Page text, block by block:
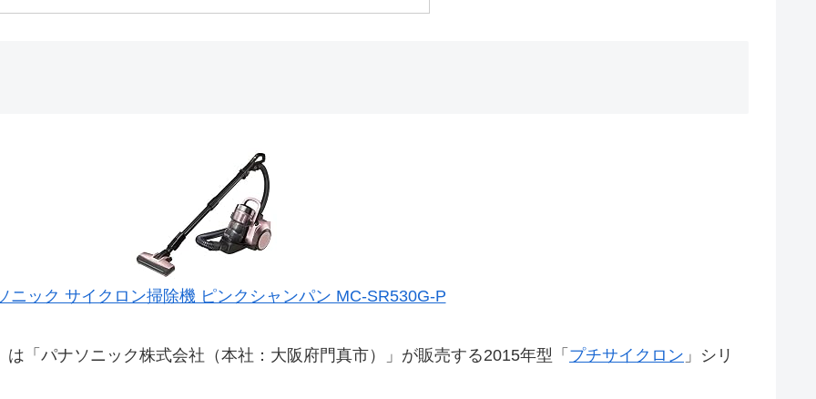
ニック サイクロン掃除機 ピンクシャンパン MC-SR530G-P
「パナソニック株式会社（本社：大阪府門真市）」が販売する2015年型「 プチサイクロン 」シリ